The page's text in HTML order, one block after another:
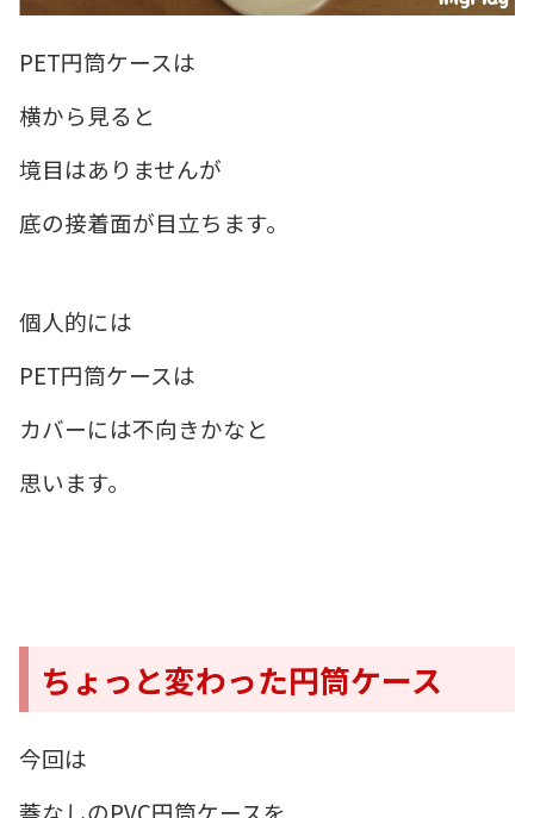
PET円筒ケースは
横から見ると
境目はありませんが
底の接着面が目立ちます。
個人的には
PET円筒ケースは
カバーには不向きかなと
思います。
ちょっと変わった円筒ケース
今回は
蓋なしのPVC円筒ケースを